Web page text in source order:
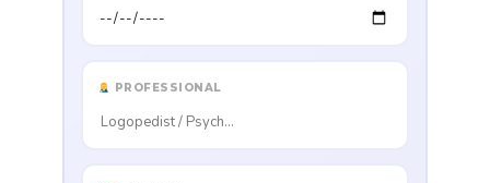
PROFESSIONAL